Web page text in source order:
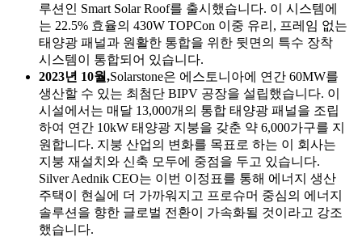
루션인 Smart Solar Roof를 출시했습니다. 이 시스템에
는 22.5% 효율의 430W TOPCon 이중 유리, 프레임 없는
태양광 패널과 원활한 통합을 위한 뒷면의 특수 장착
시스템이 통합되어 있습니다.
2023년 10월,Solarstone은 에스토니아에 연간 60MW를
생산할 수 있는 최첨단 BIPV 공장을 설립했습니다. 이
시설에서는 매달 13,000개의 통합 태양광 패널을 조립
하여 연간 10kW 태양광 지붕을 갖춘 약 6,000가구를 지
원합니다. 지붕 산업의 변화를 목표로 하는 이 회사는
지붕 재설치와 신축 모두에 중점을 두고 있습니다.
Silver Aednik CEO는 이번 이정표를 통해 에너지 생산
주택이 현실에 더 가까워지고 프로슈머 중심의 에너지
솔루션을 향한 글로벌 전환이 가속화될 것이라고 강조
했습니다.